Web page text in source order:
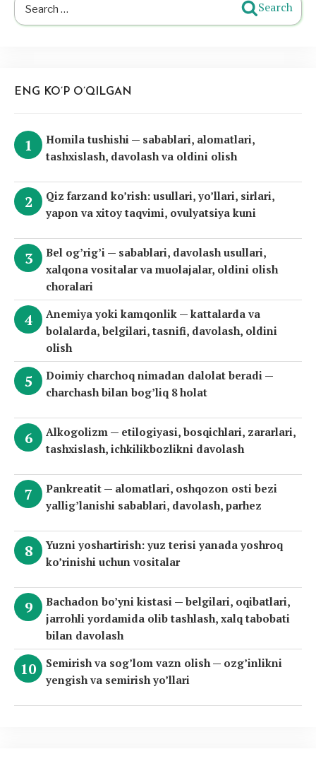
for:
Search
ENG KO’P O’QILGAN
Homila tushishi — sabablari, alomatlari,
tashxislash, davolash va oldini olish
Qiz farzand ko’rish: usullari, yo’llari, sirlari,
yapon va xitoy taqvimi, ovulyatsiya kuni
Bel og’rig’i — sabablari, davolash usullari,
xalqona vositalar va muolajalar, oldini olish
choralari
Anemiya yoki kamqonlik — kattalarda va
bolalarda, belgilari, tasnifi, davolash, oldini
olish
Doimiy charchoq nimadan dalolat beradi —
charchash bilan bog’liq 8 holat
Alkogolizm — etilogiyasi, bosqichlari, zararlari,
tashxislash, ichkilikbozlikni davolash
Pankreatit — alomatlari, oshqozon osti bezi
yallig’lanishi sabablari, davolash, parhez
Yuzni yoshartirish: yuz terisi yanada yoshroq
ko’rinishi uchun vositalar
Bachadon bo’yni kistasi — belgilari, oqibatlari,
jarrohli yordamida olib tashlash, xalq tabobati
bilan davolash
Semirish va sog’lom vazn olish — ozg’inlikni
yengish va semirish yo’llari